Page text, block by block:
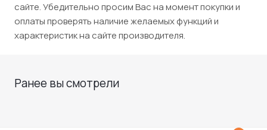
сайте. Убедительно просим Вас на момент покупки и
оплаты проверять наличие желаемых функций и
характеристик на сайте производителя.
Ранее вы смотрели